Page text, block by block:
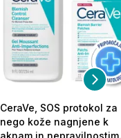
CeraVe, SOS protokol za
nego kože nagnjene k
aknam in nepravilnostim